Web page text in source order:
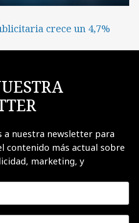
crece un 4,7%
a nuestra newsletter para
contenido más actual sobre
marketing, y